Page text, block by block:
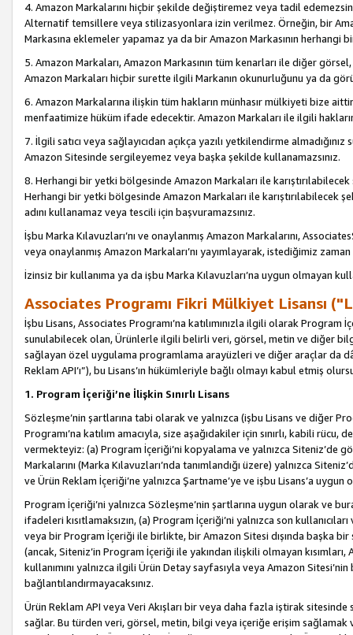
4. Amazon Markalarını hiçbir şekilde değiştiremez veya tadil
Alternatif temsillere veya stilizasyonlara izin verilmez. Örneğin, bir
Markasına eklemeler yapamaz ya da bir Amazon Markasının herhangi
5. Amazon Markaları, Amazon Markasının tüm kenarları ile diğer
Amazon Markaları hiçbir surette ilgili Markanın okunurluğunu ya da
6. Amazon Markalarına ilişkin tüm hakların münhasır mülkiyeti bize
menfaatimize hüküm ifade edecektir. Amazon Markaları ile ilgili
7. İlgili satıcı veya sağlayıcıdan açıkça yazılı yetkilendirme
Amazon Sitesinde sergileyemez veya başka şekilde kullanamazsınız.
8. Herhangi bir yetki bölgesinde Amazon Markaları ile
Herhangi bir yetki bölgesinde Amazon Markaları ile karıştırılabilecek
adını kullanamaz veya tescili için başvuramazsınız.
İşbu Marka Kılavuzları’nı ve onaylanmış Amazon Markalarını,
veya onaylanmış Amazon Markaları’nı yayımlayarak, istediğimiz
İzinsiz bir kullanıma ya da işbu Marka Kılavuzları’na uygun olmayan
Associates Programı Fikri Mülkiyet Lisansı
İşbu Lisans, Associates Programı’na katılımınızla ilgili olarak Program
sunulabilecek olan, Ürünlerle ilgili belirli veri, görsel, metin ve diğer
sağlayan özel uygulama programlama arayüzleri ve diğer araçlar da
Reklam API’ı”), bu Lisans’ın hükümleriyle bağlı olmayı kabul etmiş
1. Program İçeriği’ne İlişkin Sınırlı Lisans
Sözleşme’nin şartlarına tabi olarak ve yalnızca (işbu Lisans ve diğer
Programı’na katılım amacıyla, size aşağıdakiler için sınırlı, kabili
vermekteyiz: (a) Program İçeriği’ni kopyalama ve yalnızca Siteniz’de
Markalarını (Marka Kılavuzları’nda tanımlandığı üzere) yalnızca
ve Ürün Reklam İçeriği’ne yalnızca Şartname’ye ve işbu Lisans’a
Program İçeriği’ni yalnızca Sözleşme’nin şartlarına uygun olarak ve
ifadeleri kısıtlamaksızın, (a) Program İçeriği’ni yalnızca son
veya bir Program İçeriği ile birlikte, bir Amazon Sitesi dışında başka
(ancak, Siteniz’in Program İçeriği ile yakından ilişkili olmayan
kullanımını yalnızca ilgili Ürün Detay sayfasıyla veya Amazon
bağlantılandırmayacaksınız.
Ürün Reklam API veya Veri Akışları bir veya daha fazla iştirak
sağlar. Bu türden veri, görsel, metin, bilgi veya içeriğe erişim sağlamak